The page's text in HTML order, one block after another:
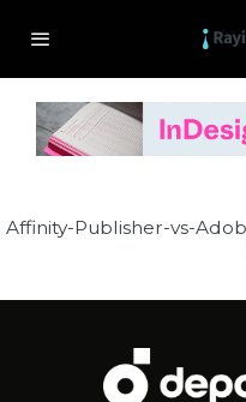
Affinity-Publisher-vs-